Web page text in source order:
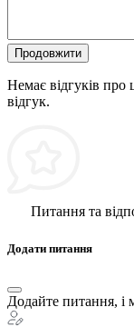
Продовжити
Немає відгуків про
відгук.
Питання та
Додати питання
Додайте питання, і